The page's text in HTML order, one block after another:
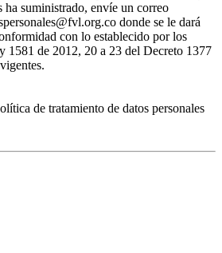
ha suministrado, envíe un correo
donde se le dará
con lo establecido por los
1581 de 2012, 20 a 23 del Decreto 1377
de tratamiento de datos personales